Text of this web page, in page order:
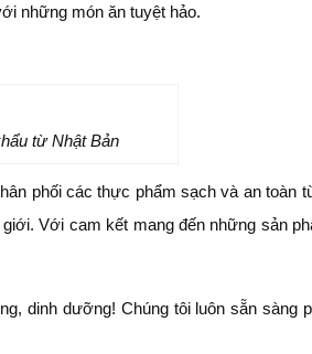
những món ăn tuyệt hảo.
từ Nhật Bản
phối các thực phẩm sạch và an toàn
Với cam kết mang đến những sản
dinh dưỡng! Chúng tôi luôn sẵn sàng